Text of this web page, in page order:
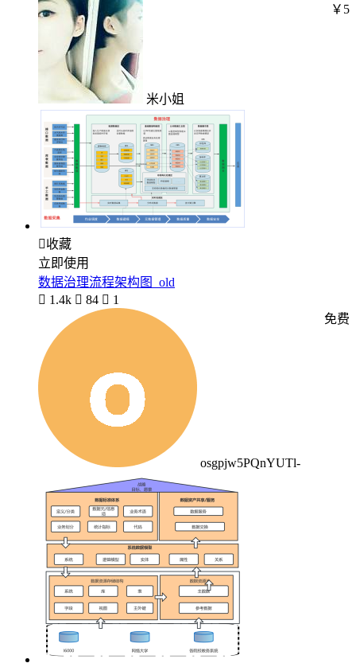
米小姐
￥5
收藏
立即使用
数据治理流程架构图_old
 1.4k  84  1
osgpjw5PQnYUTl-
免费